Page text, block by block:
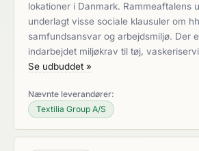
lokationer i Danmark. Rammeaftalens
underlagt visse sociale klausuler om
samfundsansvar og arbejdsmiljø. Der
indarbejdet miljøkrav til tøj,
Se udbuddet »
Nævnte leverandører:
Textilia Group A/S